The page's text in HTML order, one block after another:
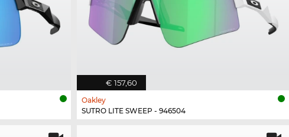
€ 157,60
Oakley
SUTRO LITE SWEEP - 946504